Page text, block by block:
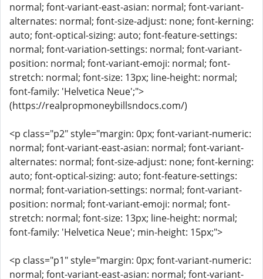
normal; font-variant-east-asian: normal; font-variant-
alternates: normal; font-size-adjust: none; font-kerning:
auto; font-optical-sizing: auto; font-feature-settings:
normal; font-variation-settings: normal; font-variant-
position: normal; font-variant-emoji: normal; font-
stretch: normal; font-size: 13px; line-height: normal;
font-family: 'Helvetica Neue';">
(https://realpropmoneybillsndocs.com/)
<p class="p2" style="margin: 0px; font-variant-numeric:
normal; font-variant-east-asian: normal; font-variant-
alternates: normal; font-size-adjust: none; font-kerning:
auto; font-optical-sizing: auto; font-feature-settings:
normal; font-variation-settings: normal; font-variant-
position: normal; font-variant-emoji: normal; font-
stretch: normal; font-size: 13px; line-height: normal;
font-family: 'Helvetica Neue'; min-height: 15px;">
<p class="p1" style="margin: 0px; font-variant-numeric:
normal; font-variant-east-asian: normal; font-variant-